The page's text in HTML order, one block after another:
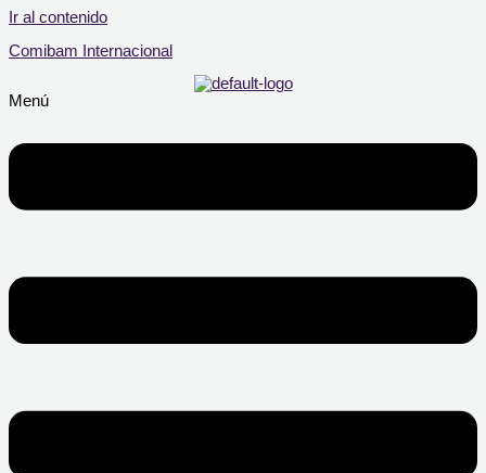
Ir al contenido
Comibam Internacional
Menú